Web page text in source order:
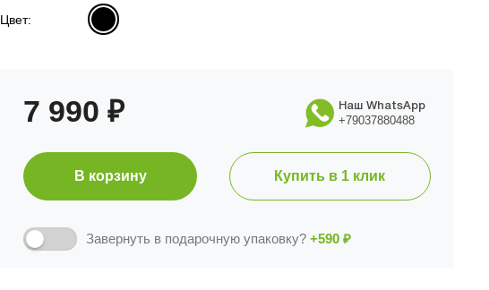
Цвет:
7 990 ₽ Наш WhatsApp
+79037880488
В корзину Купить в 1 клик
Завернуть в подарочную упаковку? +590 ₽